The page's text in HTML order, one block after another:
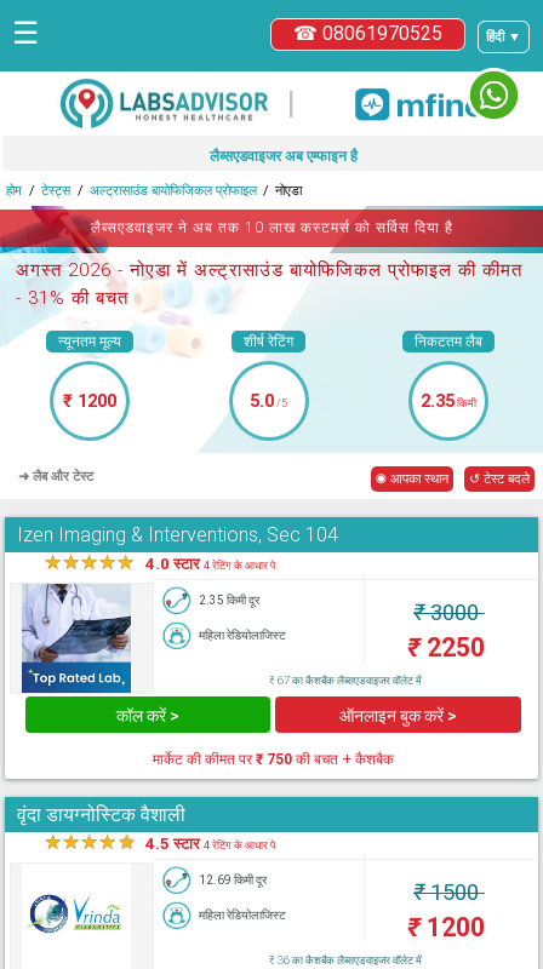
हिंदी ▼
☎ 08061970525
☰
|
लैब्सएडवाइजर अब एम्फाइन है
होम टेस्ट्स अल्ट्रासाउंड बायोफिजिकल प्रोफाइल नोएडा
लैब्सएडवाइजर ने अब तक 10 लाख कस्टमर्स को सर्विस दिया है
अगस्त 2026 -नोएडा में अल्ट्रासाउंड बायोफिजिकल प्रोफाइल की कीमत
- 31% की बचत
न्यूनतम मूल्य
₹ 1200
शीर्ष रेटिंग
5.0/5
निकटतम लैब
2.35किमी
➜ लैब और टेस्ट ◉ आपका स्थान ↺ टेस्ट बदले
Izen Imaging & Interventions, Sec 104
★★★★★ 4.0 स्टार4 रेटिंग के आधार पे
2.35 किमी दूर
महिला रेडियोलाजिस्ट
₹3000
₹2250
₹ 67 का कैशबैक लैब्सएडवाइजर वॉलेट में
कॉल करें > ऑनलाइन बुक करें >
मार्केट की कीमत पर₹ 750की बचत + कैशबैक
वृंदा डायग्नोस्टिक वैशाली
★★★★★ 4.5 स्टार4 रेटिंग के आधार पे
12.69 किमी दूर
महिला रेडियोलाजिस्ट
₹1500
₹1200
₹ 36 का कैशबैक लैब्सएडवाइजर वॉलेट में